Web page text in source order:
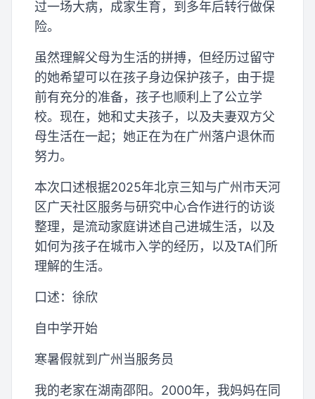
过一场大病，成家生育，到多年后转行做保
险。
虽然理解父母为生活的拼搏，但经历过留守
的她希望可以在孩子身边保护孩子，由于提
前有充分的准备，孩子也顺利上了公立学
校。现在，她和丈夫孩子，以及夫妻双方父
母生活在一起；她正在为在广州落户退休而
努力。
本次口述根据2025年北京三知与广州市天河
区广天社区服务与研究中心合作进行的访谈
整理，是流动家庭讲述自己进城生活，以及
如何为孩子在城市入学的经历，以及TA们所
理解的生活。
口述：徐欣
自中学开始
寒暑假就到广州当服务员
我的老家在湖南邵阳。2000年，我妈妈在同